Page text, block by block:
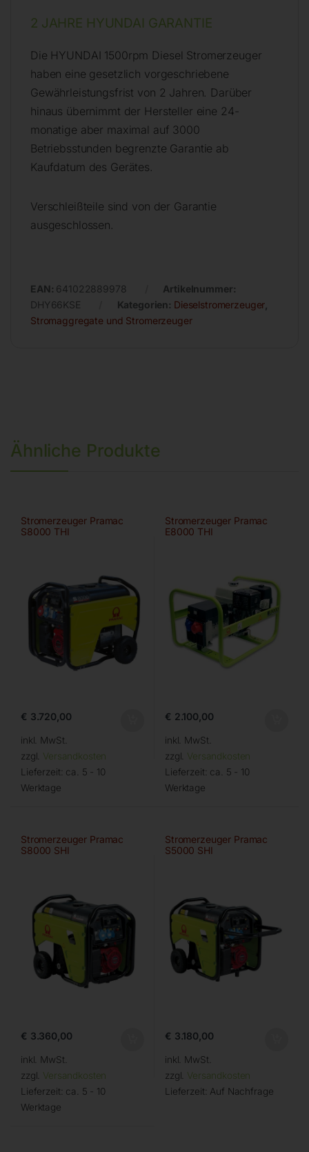
2 JAHRE HYUNDAI GARANTIE
Die HYUNDAI 1500rpm Diesel Stromerzeuger
haben eine gesetzlich vorgeschriebene
Gewährleistungsfrist von 2 Jahren. Darüber
hinaus übernimmt der Hersteller eine 24-
monatige aber maximal auf 3000
Betriebsstunden begrenzte Garantie ab
Kaufdatum des Gerätes.
Verschleißteile sind von der Garantie
ausgeschlossen.
EAN: 641022889978
Artikelnummer:
DHY66KSE
Kategorien: Dieselstromerzeuger
Stromaggregate und Stromerzeuger
Ähnliche Produkte
Stromerzeuger Pramac
S8000 THI
€ 3.720,00
inkl. MwSt.
zzgl. Versandkosten
Lieferzeit: ca. 5 - 10
Werktage
Stromerzeuger Pramac
E8000 THI
€ 2.100,00
inkl. MwSt.
zzgl. Versandkosten
Lieferzeit: ca. 5 - 10
Werktage
Stromerzeuger Pramac
S8000 SHI
€ 3.360,00
inkl. MwSt.
zzgl. Versandkosten
Lieferzeit: ca. 5 - 10
Werktage
Stromerzeuger Pramac
S5000 SHI
€ 3.180,00
inkl. MwSt.
zzgl. Versandkosten
Lieferzeit: Auf Nachfrage